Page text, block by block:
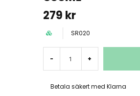
279 kr
SR020
- +
Betala säkert med Klarna